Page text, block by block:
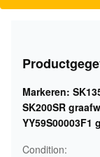
Markeren:
SK200SR
Condition: